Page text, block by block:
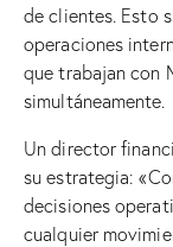
de clientes. Esto
operaciones
que trabajan con
simultáneamente.
Un director
su estrategia:
decisiones
cualquier